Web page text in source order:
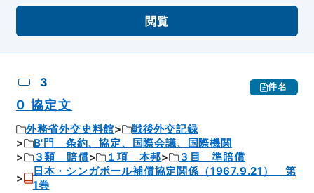
閲覧
3 件名
0 協定文
外務省外交史料館
戦後外交記録
B'門 条約、協定、国際会議、国際機関
３類 賠償
１項 本邦
３目 準賠償
日本・シンガポール補償協定関係（1967.9.21） 第
1巻